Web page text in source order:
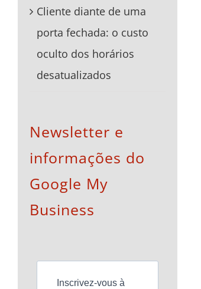
Cliente diante de uma
porta fechada: o custo
oculto dos horários
desatualizados
Newsletter e
informações do
Google My
Business
Inscrivez-vous à